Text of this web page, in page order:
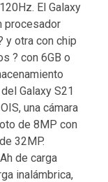
El Galaxy
procesador
y otra con chip
? con 6GB o
Galaxy S21
una cámara
de 8MP con
32MP.
de carga
inalámbrica,